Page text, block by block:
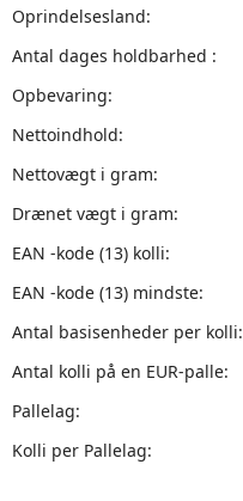
Oprindelsesland:
Antal dages holdbarhed :
Opbevaring:
Nettoindhold:
Nettovægt i gram:
Drænet vægt i gram:
EAN -kode (13) kolli:
EAN -kode (13) mindste:
Antal basisenheder per kolli:
Antal kolli på en EUR-palle:
Pallelag:
Kolli per Pallelag: